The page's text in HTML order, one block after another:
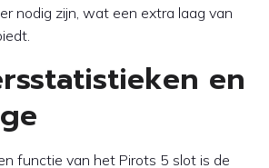
nodig zijn, wat een extra laag van
en
functie van het Pirots 5 slot is de